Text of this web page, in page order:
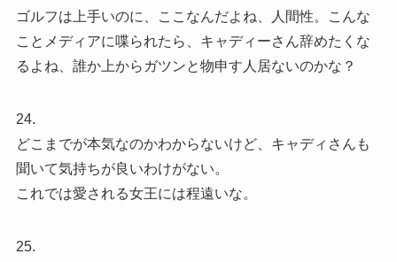
ゴルフは上手いのに、ここなんだよね、人間性。こんな
ことメディアに喋られたら、キャディーさん辞めたくな
るよね、誰か上からガツンと物申す人居ないのかな？
24.
どこまでが本気なのかわからないけど、キャディさんも
聞いて気持ちが良いわけがない。
これでは愛される女王には程遠いな。
25.